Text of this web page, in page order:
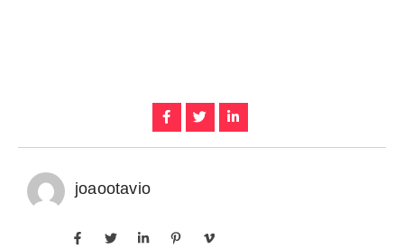
joaootavio